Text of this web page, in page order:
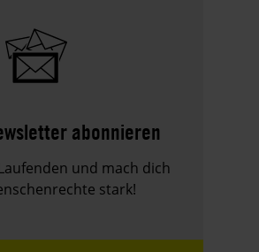
abonnieren
und mach dich
stark!